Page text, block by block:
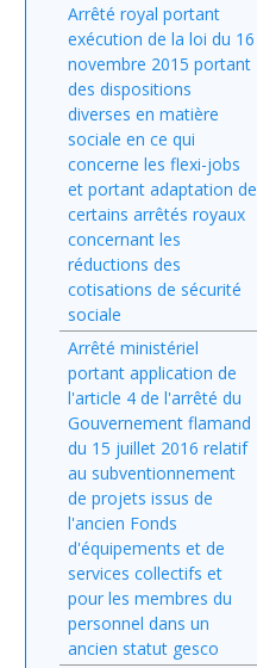
Arrêté royal portant
exécution de la loi du 16
novembre 2015 portant
des dispositions
diverses en matière
sociale en ce qui
concerne les flexi-jobs
et portant adaptation de
certains arrêtés royaux
concernant les
réductions des
cotisations de sécurité
sociale
Arrêté ministériel
portant application de
l'article 4 de l'arrêté du
Gouvernement flamand
du 15 juillet 2016 relatif
au subventionnement
de projets issus de
l'ancien Fonds
d'équipements et de
services collectifs et
pour les membres du
personnel dans un
ancien statut gesco